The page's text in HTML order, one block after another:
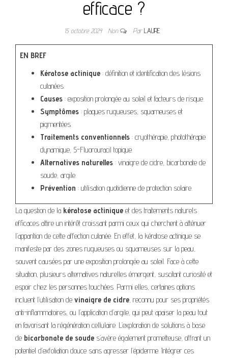
efficace ?
15 octobre 2024 Non ParLAURE
EN BREF
Kératose actinique : définition et identification des lésions
cutanées.
Causes : exposition prolongée au soleil et facteurs de risque.
Symptômes : plaques rugueuses, squameuses et
pigmentées.
Traitements conventionnels : cryothérapie, photothérapie
dynamique, 5-Fluorouracil topique.
Alternatives naturelles : vinaigre de cidre, bicarbonate de
soude, argile.
Prévention : utilisation quotidienne de protection solaire.
La question de la kératose actinique et des traitements naturels
efficaces attire un intérêt croissant parmi ceux qui cherchent à atténuer
l’apparition de cette affection cutanée. En effet, la kératose actinique se
manifeste par des zones rugueuses ou squameuses sur la peau,
souvent causées par une exposition prolongée au soleil. Face à cette
situation, plusieurs alternatives naturelles émergent, suscitant curiosité et
espoir chez les personnes touchées. Parmi elles, certaines options
incluent l’utilisation de vinaigre de cidre, reconnu pour ses propriétés
anti-inflammatoires, ou l’application d’argile, qui peut apaiser la peau tout
en favorisant la régénération cellulaire. L’exploration de solutions à base
de bicarbonate de soude s’avère également prometteuse, offrant un
potentiel d’exfoliation douce sans agresser l’épiderme. Intégrer ces